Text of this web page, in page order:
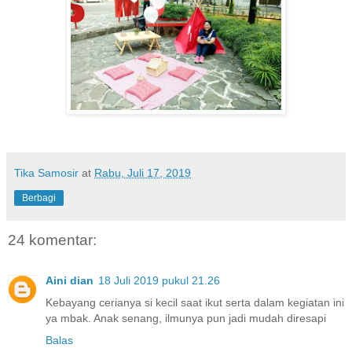
Tika Samosir at Rabu, Juli 17, 2019
Berbagi
24 komentar:
Aini dian 18 Juli 2019 pukul 21.26
Kebayang cerianya si kecil saat ikut serta dalam kegiatan ini
ya mbak. Anak senang, ilmunya pun jadi mudah diresapi
Balas